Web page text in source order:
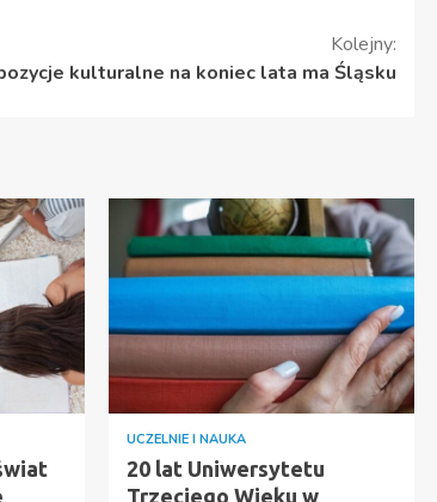
Kolejny:
kulturalne na koniec lata ma Śląsku
UCZELNIE I NAUKA
20 lat Uniwersytetu
Trzeciego Wieku w